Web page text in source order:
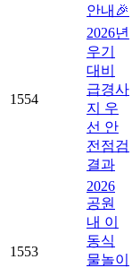
안내🎉
1554
2026년
우기
대비
급경사
지 우
선 안
전점검
결과
1553
2026
공원
내 이
동식
물놀이